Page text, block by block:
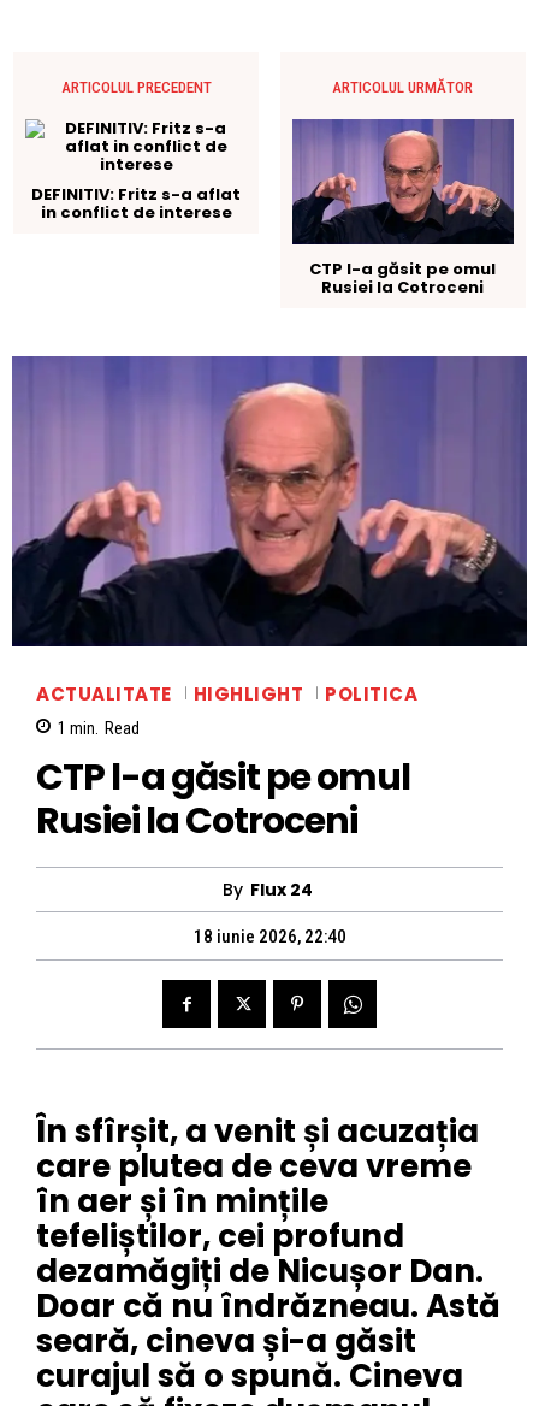
ARTICOLUL PRECEDENT
DEFINITIV: Fritz s-a aflat
in conflict de interese
ARTICOLUL URMĂTOR
CTP l-a găsit pe omul
Rusiei la Cotroceni